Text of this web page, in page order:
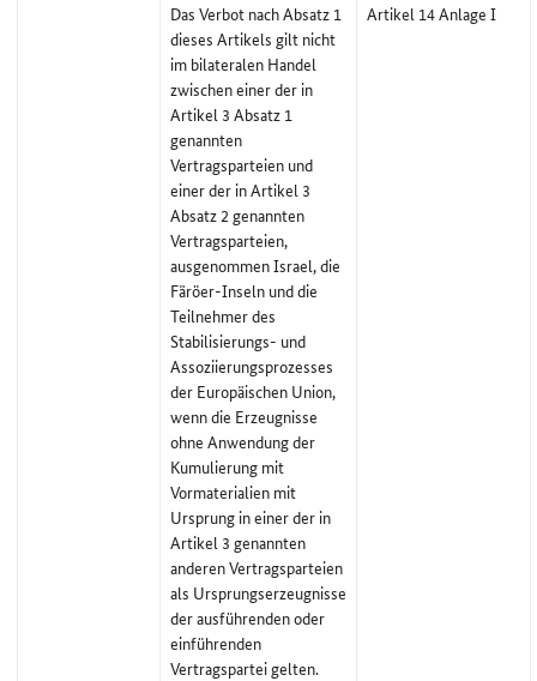
Das Verbot nach Absatz 1
dieses Artikels gilt nicht
im bilateralen Handel
zwischen einer der in
Artikel 3 Absatz 1
genannten
Vertragsparteien und
einer der in Artikel 3
Absatz 2 genannten
Vertragsparteien,
ausgenommen Israel, die
Färöer-Inseln und die
Teilnehmer des
Stabilisierungs- und
Assoziierungsprozesses
der Europäischen Union,
wenn die Erzeugnisse
ohne Anwendung der
Kumulierung mit
Vormaterialien mit
Ursprung in einer der in
Artikel 3 genannten
anderen Vertragsparteien
als Ursprungserzeugnisse
der ausführenden oder
einführenden
Vertragspartei gelten.
Artikel 14 Anlage I